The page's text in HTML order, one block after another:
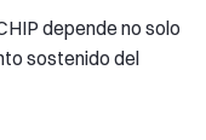
depende no solo
sostenido del